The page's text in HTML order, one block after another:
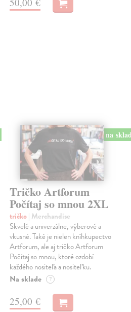
na
Tričko Artforum
Počítaj so mnou 2XL
tričko| Merchandise
Skvelé a univerzálne, výberové a
vkusné. Také je nielen kníhkupectvo
Artforum, ale aj tričko Artforum
Počítaj so mnou, ktoré ozdobí
každého nositeľa a nositeľku.
Na sklade ?
25,00 €